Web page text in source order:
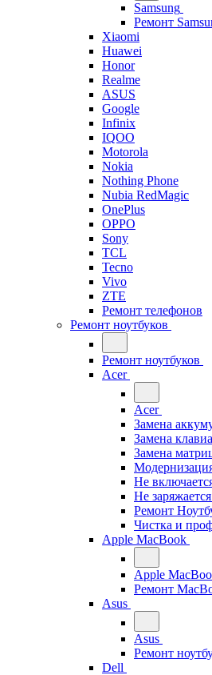
Samsung
Ремонт
Xiaomi
Huawei
Honor
Realme
ASUS
Google
Infinix
IQOO
Motorola
Nokia
Nothing Phone
Nubia RedMagic
OnePlus
OPPO
Sony
TCL
Tecno
Vivo
ZTE
Ремонт телефонов
Ремонт ноутбуков
Ремонт ноутбуков
Acer
Acer
Замена
Замена
Замена
Не
Не
Ремонт
Чистка и
Apple MacBook
Apple
Ремонт
Asus
Asus
Ремонт
Dell